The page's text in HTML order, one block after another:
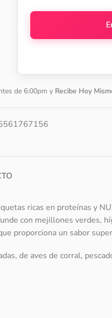
de 6:00pm y Recibe Hoy
ricas en proteínas y
con mejillones verdes,
proporciona un sabor
de aves de corral,